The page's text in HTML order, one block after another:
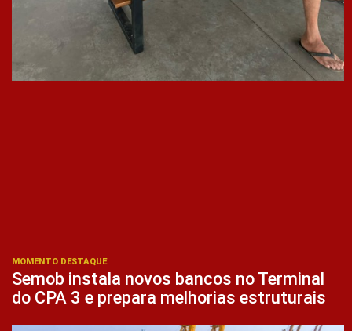
MOMENTO DESTAQUE
Semob instala novos bancos no Terminal
do CPA 3 e prepara melhorias estruturais